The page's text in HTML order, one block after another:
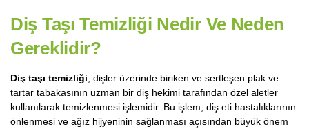
Diş Taşı Temizliği Nedir Ve Neden
Gereklidir?
Diş taşı temizliği , dişler üzerinde biriken ve sertleşen plak ve
tartar tabakasının uzman bir diş hekimi tarafından özel aletler
kullanılarak temizlenmesi işlemidir. Bu işlem, diş eti hastalıklarının
önlenmesi ve ağız hijyeninin sağlanması açısından büyük önem